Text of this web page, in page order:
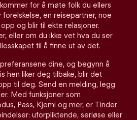
for å møte folk du ellers
en reisepartner, noe
og blir til ekte relasjoner.
eller om du ikke vet hva du ser
til å finne ut av det.
dine, og begynn å
hen liker deg tilbake, blir det
til deg. Send en melding, legg
Med funksjoner som
Pass, Kjemi og mer, er Tinder
uforpliktende, seriøse eller